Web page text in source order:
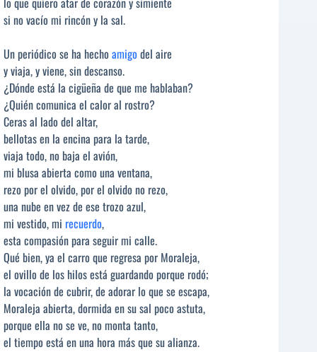
si no vacío mi rincón y la sal.
Un periódico se ha hecho amigo del aire
y viaja, y viene, sin descanso.
¿Dónde está la cigüeña de que me hablaban?
¿Quién comunica el calor al rostro?
Ceras al lado del altar,
bellotas en la encina para la tarde,
viaja todo, no baja el avión,
mi blusa abierta como una ventana,
rezo por el olvido, por el olvido no rezo,
una nube en vez de ese trozo azul,
mi vestido, mi recuerdo,
esta compasión para seguir mi calle.
Qué bien, ya el carro que regresa por Moraleja,
el ovillo de los hilos está guardando porque rodó;
la vocación de cubrir, de adorar lo que se escapa,
Moraleja abierta, dormida en su sal poco astuta,
porque ella no se ve, no monta tanto,
el tiempo está en una hora más que su alianza.